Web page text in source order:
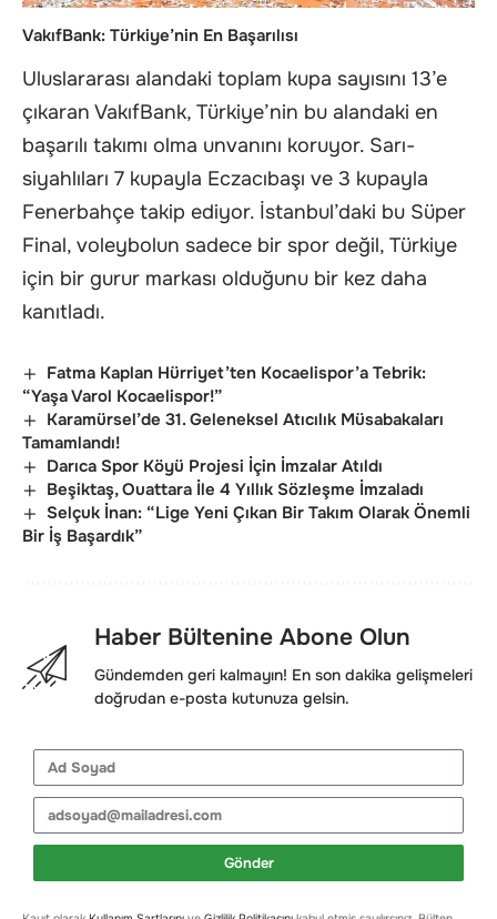
VakıfBank: Türkiye’nin En Başarılısı
Uluslararası alandaki toplam kupa sayısını 13’e
çıkaran VakıfBank, Türkiye’nin bu alandaki en
başarılı takımı olma unvanını koruyor. Sarı-
siyahlıları 7 kupayla Eczacıbaşı ve 3 kupayla
Fenerbahçe takip ediyor. İstanbul’daki bu Süper
Final, voleybolun sadece bir spor değil, Türkiye
için bir gurur markası olduğunu bir kez daha
kanıtladı.
Fatma Kaplan Hürriyet’ten Kocaelispor’a Tebrik:
“Yaşa Varol Kocaelispor!”
Karamürsel’de 31. Geleneksel Atıcılık Müsabakaları
Tamamlandı!
Darıca Spor Köyü Projesi İçin İmzalar Atıldı
Beşiktaş, Ouattara İle 4 Yıllık Sözleşme İmzaladı
Selçuk İnan: “Lige Yeni Çıkan Bir Takım Olarak Önemli
Bir İş Başardık”
Haber Bültenine Abone Olun
Gündemden geri kalmayın! En son dakika gelişmeleri
doğrudan e-posta kutunuza gelsin.
Gönder